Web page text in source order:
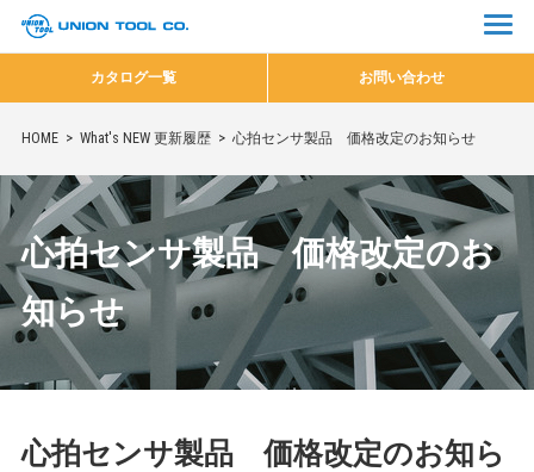
カタログ一覧 お問い合わせ
HOME What's NEW 更新履歴 心拍センサ製品 価格改定のお知らせ
心拍センサ製品 価格改定のお
知らせ
心拍センサ製品 価格改定のお知ら